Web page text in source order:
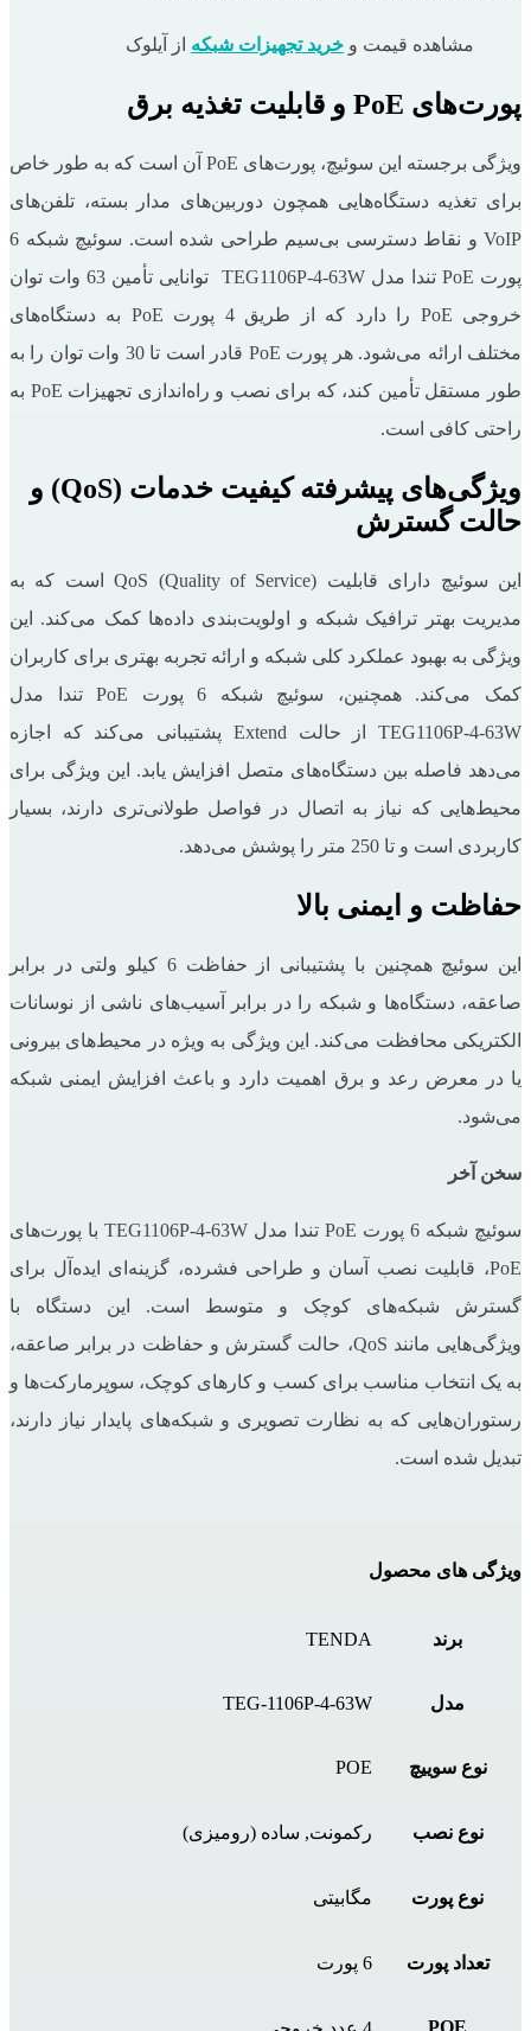
مشاهده قیمت و خرید تجهیزات شبکه از آیلوک
پورت‌های PoE و قابلیت تغذیه برق
ویژگی برجسته این سوئیچ، پورت‌های PoE آن است که به طور خاص
برای تغذیه دستگاه‌هایی همچون دوربین‌های مدار بسته، تلفن‌های
VoIP و نقاط دسترسی بی‌سیم طراحی شده است. سوئیچ شبکه 6
پورت PoE تندا مدل TEG1106P-4-63W توانایی تأمین 63 وات توان
خروجی PoE را دارد که از طریق 4 پورت PoE به دستگاه‌های
مختلف ارائه می‌شود. هر پورت PoE قادر است تا 30 وات توان را به
طور مستقل تأمین کند، که برای نصب و راه‌اندازی تجهیزات PoE به
راحتی کافی است.
ویژگی‌های پیشرفته کیفیت خدمات (QoS) و
حالت گسترش
این سوئیچ دارای قابلیت QoS (Quality of Service) است که به
مدیریت بهتر ترافیک شبکه و اولویت‌بندی داده‌ها کمک می‌کند. این
ویژگی به بهبود عملکرد کلی شبکه و ارائه تجربه بهتری برای کاربران
کمک می‌کند. همچنین، سوئیچ شبکه 6 پورت PoE تندا مدل
TEG1106P-4-63W از حالت Extend پشتیبانی می‌کند که اجازه
می‌دهد فاصله بین دستگاه‌های متصل افزایش یابد. این ویژگی برای
محیط‌هایی که نیاز به اتصال در فواصل طولانی‌تری دارند، بسیار
کاربردی است و تا 250 متر را پوشش می‌دهد.
حفاظت و ایمنی بالا
این سوئیچ همچنین با پشتیبانی از حفاظت 6 کیلو ولتی در برابر
صاعقه، دستگاه‌ها و شبکه را در برابر آسیب‌های ناشی از نوسانات
الکتریکی محافظت می‌کند. این ویژگی به ویژه در محیط‌های بیرونی
یا در معرض رعد و برق اهمیت دارد و باعث افزایش ایمنی شبکه
می‌شود.
سخن آخر
سوئیچ شبکه 6 پورت PoE تندا مدل TEG1106P-4-63W با پورت‌های
PoE، قابلیت نصب آسان و طراحی فشرده، گزینه‌ای ایده‌آل برای
گسترش شبکه‌های کوچک و متوسط است. این دستگاه با
ویژگی‌هایی مانند QoS، حالت گسترش و حفاظت در برابر صاعقه،
به یک انتخاب مناسب برای کسب ‌و کارهای کوچک، سوپرمارکت‌ها و
رستوران‌هایی که به نظارت تصویری و شبکه‌های پایدار نیاز دارند،
تبدیل شده است.
ویژگی های محصول
برند TENDA
مدل TEG-1106P-4-63W
نوع سوییچ POE
نوع نصب رکمونت, ساده (رومیزی)
نوع پورت مگابیتی
تعداد پورت‌ 6 پورت